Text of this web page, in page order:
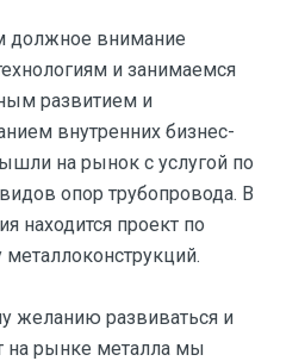
должное внимание
и занимаемся
развитием и
внутренних бизнес-
на рынок с услугой по
опор трубопровода. В
находится проект по
металлоконструкций.
желанию развиваться и
на рынке металла мы